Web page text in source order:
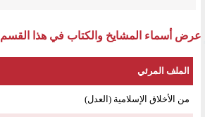
عرض أسماء المشايخ والكتاب في هذا القسم
الملف المرئي
من الأخلاق الإسلامية (العدل)